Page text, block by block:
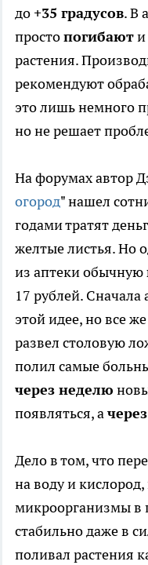
до +35 градусов. В
простопогибаюти
растения.
рекомендуют
это лишь немного
но не решает
На форумах автор
огород" нашел
годами тратят
желтые листья. Но
из аптеки обычную
17 рублей. Сначала
этой идее, но все
развел столовую
полил самые
через неделю
появляться, а
Дело в том, что
на воду и
микроорганизмы в
стабильно даже в
поливал растения